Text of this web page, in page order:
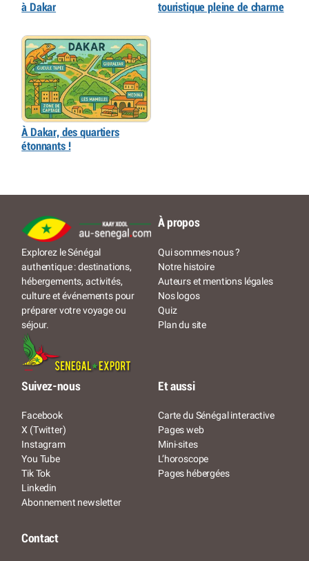
à Dakar
touristique pleine de charme
À Dakar, des quartiers
étonnants !
Explorez le Sénégal
authentique : destinations,
hébergements, activités,
culture et événements pour
préparer votre voyage ou
séjour.
À propos
Qui sommes-nous ?
Notre histoire
Auteurs et mentions légales
Nos logos
Quiz
Plan du site
Suivez-nous
Facebook
X (Twitter)
Instagram
You Tube
Tik Tok
Linkedin
Abonnement newsletter
Et aussi
Carte du Sénégal interactive
Pages web
Mini-sites
L’horoscope
Pages hébergées
Contact